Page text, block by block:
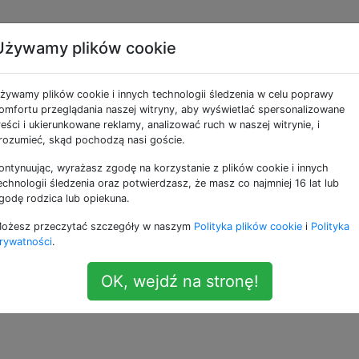
Findera
pliku?
i zmiany rozszerzenia pliku pojawia się
plików cookie
plików cookie i innych technologii śledzenia w celu poprawy
przeglądania naszej witryny, aby wyświetlać spersonalizowane
i ukierunkowane reklamy, analizować ruch w naszej witrynie, i
skąd pochodzą nasi goście.
wyrażasz zgodę na korzystanie z plików cookie i innych
śledzenia oraz potwierdzasz, że masz co najmniej 16 lat lub
rodzica lub opiekuna.
przeczytać szczegóły w naszym Polityka plików cookie i Polityka
.
OK, wejdź na stronę!